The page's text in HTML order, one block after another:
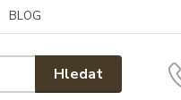
BLOG
Hledat